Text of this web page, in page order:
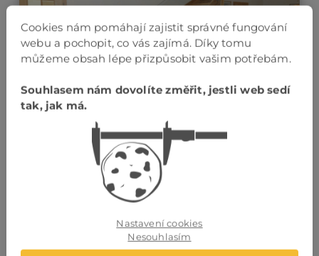
Celoskleněné zábradlí kotvené do schodů
kulatými terči
Cookies nám pomáhají zajistit správné fungování
webu a pochopit, co vás zajímá. Díky tomu
můžeme obsah lépe přizpůsobit vašim potřebám.
Souhlasem nám dovolíte změřit, jestli web sedí
tak, jak má.
Nastavení cookies
Nesouhlasím